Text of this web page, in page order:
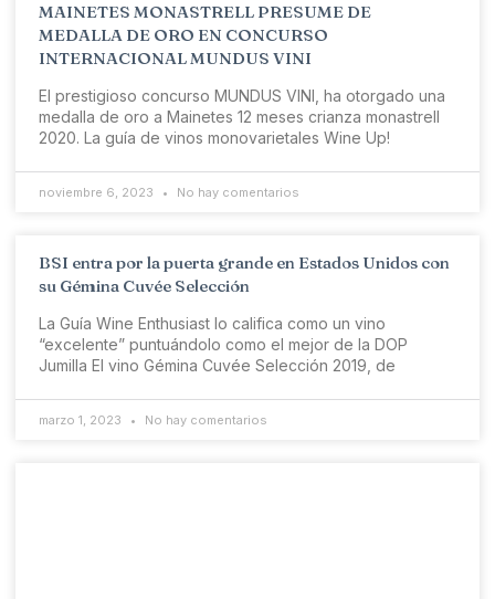
MAINETES MONASTRELL PRESUME DE
MEDALLA DE ORO EN CONCURSO
INTERNACIONAL MUNDUS VINI
El prestigioso concurso MUNDUS VINI, ha otorgado una
medalla de oro a Mainetes 12 meses crianza monastrell
2020. La guía de vinos monovarietales Wine Up!
noviembre 6, 2023 No hay comentarios
BSI entra por la puerta grande en Estados Unidos con
su Gémina Cuvée Selección
La Guía Wine Enthusiast lo califica como un vino
“excelente” puntuándolo como el mejor de la DOP
Jumilla El vino Gémina Cuvée Selección 2019, de
marzo 1, 2023 No hay comentarios